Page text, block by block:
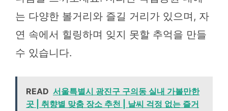
는 다양한 볼거리와 즐길 거리가 있으며, 자
연 속에서 힐링하며 잊지 못할 추억을 만들
수 있습니다.
READ 서울특별시 광진구 구의동 실내 가볼만한
곳 | 취향별 맞춤 장소 추천 | 날씨 걱정 없는 즐거